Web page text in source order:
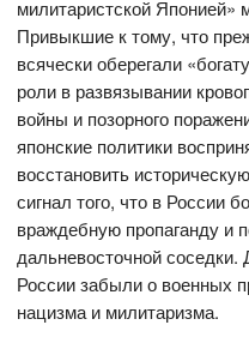
милитаристской
Привыкшие к тому, что
всячески оберегали
роли в развязывании
войны и позорного
японские политики
восстановить
сигнал того, что в России
враждебную пропаганду и
дальневосточной
России забыли о военных
нацизма и милитаризма.